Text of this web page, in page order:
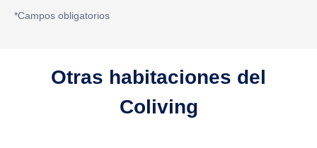
*Campos obligatorios
Otras habitaciones del
Coliving